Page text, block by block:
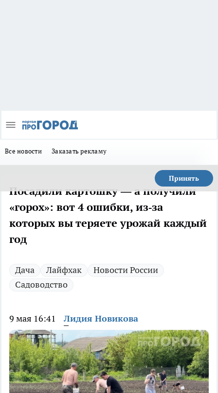
Все новости Заказать рекламу
Принять
Посадили картошку — а получили
«горох»: вот 4 ошибки, из‑за
которых вы теряете урожай каждый
год
Дача Лайфхак
Новости России
Садоводство
9 мая 16:41 Лидия Новикова